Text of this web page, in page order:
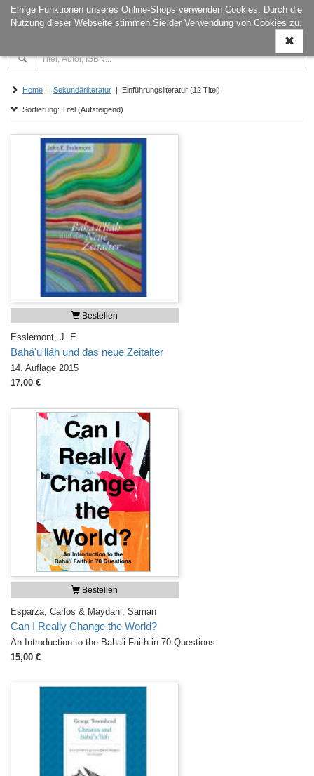
Einige Funktionen unseres Online-Shops verwenden Cookies. Durch die
Nutzung dieser Webseite stimmen Sie der Verwendung von Cookies zu.
ein-/
Home | Sekundärliteratur | Einführungsliteratur (12 Titel)
Sortierung: Titel (Aufsteigend)
Bestellen
Esslemont, J. E.
Bahá'u'lláh und das neue Zeitalter
14. Auflage 2015
17,00 €
Bestellen
Esparza, Carlos & Maydani, Saman
Can I Really Change the World?
An Introduction to the Baha'i Faith in 70 Questions
15,00 €